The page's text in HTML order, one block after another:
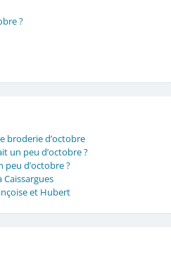
?
broderie d’octobre
un peu d’octobre ?
peu d’octobre ?
Caissargues
et Hubert